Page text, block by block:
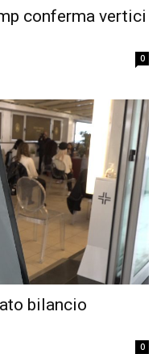
conferma vertici
0
bilancio
0